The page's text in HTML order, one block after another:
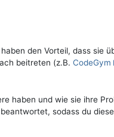
den Vorteil, dass sie
beitreten (z.B. CodeGym
haben und wie sie ihre
sodass du